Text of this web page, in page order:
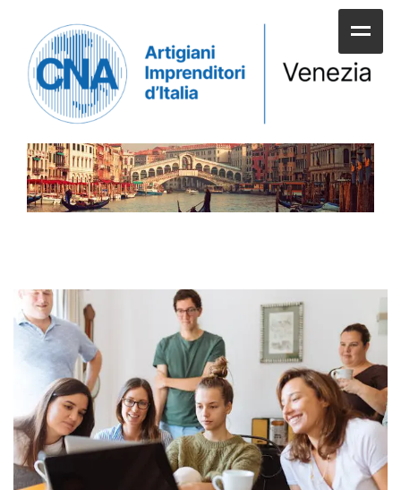
HOME
SERVIZI ALLE IMPRESE
APPUNTAMENTI E NEWS
SPORTELLI
CNA NEL TERRITORIO
AREA RISERVATA